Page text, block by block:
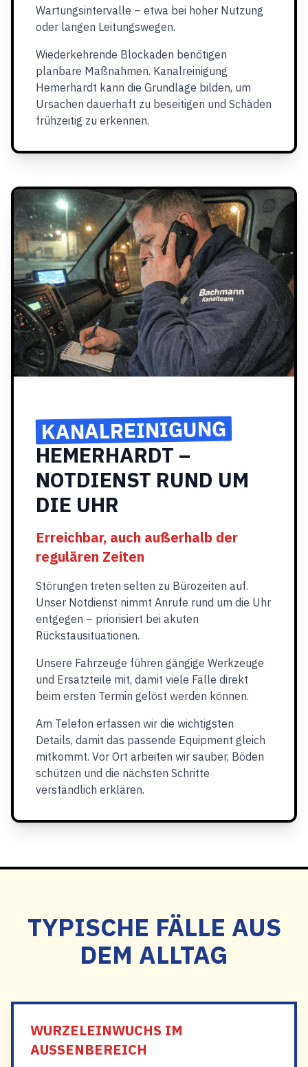
Wartungsintervalle – etwa bei hoher Nutzung
oder langen Leitungswegen.
Wiederkehrende Blockaden benötigen
planbare Maßnahmen. Kanalreinigung
Hemerhardt kann die Grundlage bilden, um
Ursachen dauerhaft zu beseitigen und Schäden
frühzeitig zu erkennen.
KANALREINIGUNG
HEMERHARDT –
NOTDIENST RUND UM
DIE UHR
Erreichbar, auch außerhalb der
regulären Zeiten
Störungen treten selten zu Bürozeiten auf.
Unser Notdienst nimmt Anrufe rund um die Uhr
entgegen – priorisiert bei akuten
Rückstausituationen.
Unsere Fahrzeuge führen gängige Werkzeuge
und Ersatzteile mit, damit viele Fälle direkt
beim ersten Termin gelöst werden können.
Am Telefon erfassen wir die wichtigsten
Details, damit das passende Equipment gleich
mitkommt. Vor Ort arbeiten wir sauber, Böden
schützen und die nächsten Schritte
verständlich erklären.
TYPISCHE FÄLLE AUS
DEM ALLTAG
WURZELEINWUCHS IM
AUSSENBEREICH